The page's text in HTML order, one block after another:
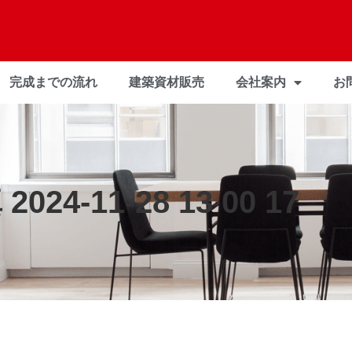
完成までの流れ 建築資材販売 会社案内 お
2024-11-28 13 00 17